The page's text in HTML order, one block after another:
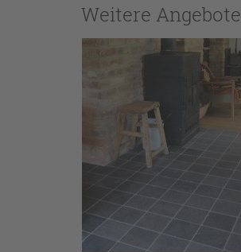
Weitere Angebote